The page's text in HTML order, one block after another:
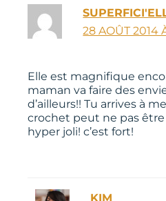
28 AOÛT 2014
Elle est magnifique
maman va faire des
d’ailleurs!! Tu arrives à
crochet peut ne pas
hyper joli! c’est fort!
KIM